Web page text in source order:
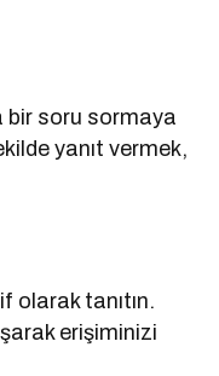
bir soru sormaya
yanıt vermek,
olarak tanıtın.
erişiminizi